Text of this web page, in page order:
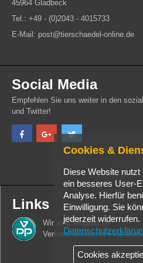
45964 Gladbeck
Tel.: +49 - (0)2043 - 4015733
E-Mail: post@tierschaedel-online.de
Social Media
Empfehlen Sie uns weiter in den
und Twitter!
Links
Wir sind Mitglied im
Verband deutscher
Cookies &
Diese Website
ein besseres User-
Analyse. Hierfür
Einwilligung. Sie
jederzeit
Cookies